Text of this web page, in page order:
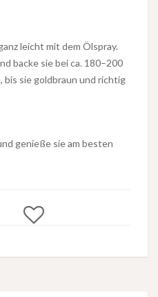
leicht mit dem Ölspray.
backe sie bei ca. 180–200
bis sie goldbraun und richtig
genieße sie am besten